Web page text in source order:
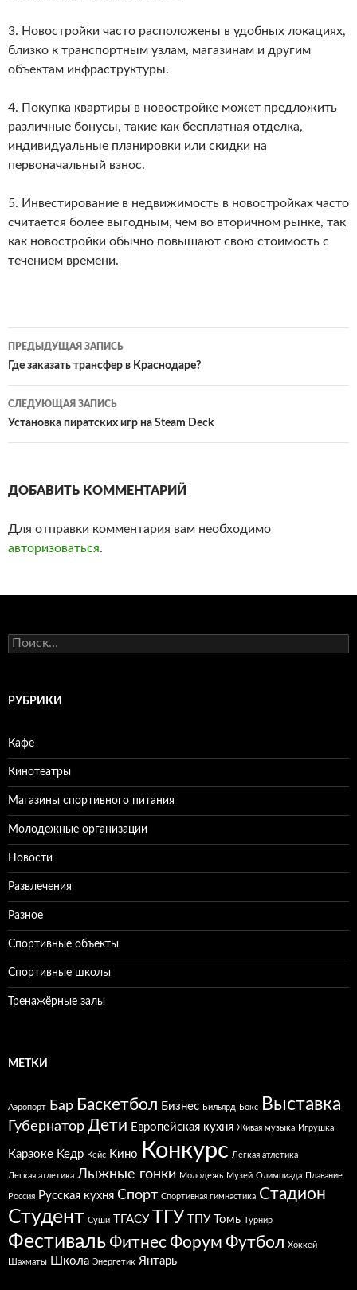
3. Новостройки часто расположены в удобных локациях,
близко к транспортным узлам, магазинам и другим
объектам инфраструктуры.
4. Покупка квартиры в новостройке может предложить
различные бонусы, такие как бесплатная отделка,
индивидуальные планировки или скидки на
первоначальный взнос.
5. Инвестирование в недвижимость в новостройках часто
считается более выгодным, чем во вторичном рынке, так
как новостройки обычно повышают свою стоимость с
течением времени.
Навигация
по
записям
ПРЕДЫДУЩАЯ ЗАПИСЬ
Где заказать трансфер в Краснодаре?
СЛЕДУЮЩАЯ ЗАПИСЬ
Установка пиратских игр на Steam Deck
ДОБАВИТЬ КОММЕНТАРИЙ
Для отправки комментария вам необходимо
авторизоваться.
Н
а
иРУБРИКИ
Кафе
Кинотеатры
Магазины спортивного питания
Молодежные организации
Новости
Развлечения
Разное
Спортивные объекты
Спортивные школы
Тренажёрные залы
МЕТКИ
Аэропорт Бар Баскетбол Бизнес Бильярд Бокс Выставка
Губернатор Дети Европейская кухня Живая музыка Игрушка
Караоке Кедр Кейс Кино Конкурс Легкая атлетика
Легкая атлетика Лыжные гонки Молодежь Музей Олимпиада Плавание
Россия Русская кухня Спорт Спортивная гимнастика Стадион
Студент Суши ТГАСУ ТГУ ТПУ Томь Турнир
ФестивальФитнесФорум Футбол Хоккей
Шахматы Школа Энергетик Янтарь